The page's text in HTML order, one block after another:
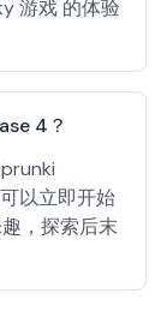
游戏 的体验
4？
以立即开始
，探索后末